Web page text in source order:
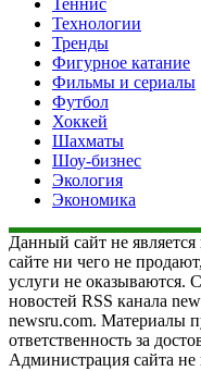
Теннис
Технологии
Тренды
Фигурное катание
Фильмы и сериалы
Футбол
Хоккей
Шахматы
Шоу-бизнес
Экология
Экономика
Данный сайт не
сайте ни чего не
услуги не оказываются.
новостей RSS канала
newsru.com. Материалы
ответственность за
Администрация сайта не